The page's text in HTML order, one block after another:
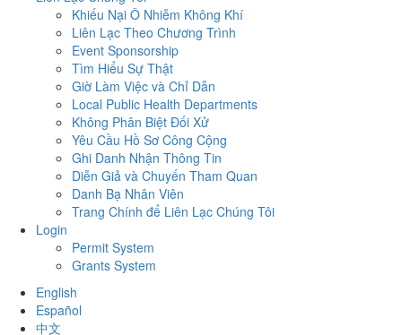
Khiếu Nại Ô Nhiễm Không Khí
Liên Lạc Theo Chương Trình
Event Sponsorship
Tìm Hiểu Sự Thật
Giờ Làm Việc và Chỉ Dẫn
Local Public Health Departments
Không Phân Biệt Đối Xử
Yêu Cầu Hồ Sơ Công Cộng
Ghi Danh Nhận Thông Tin
Diễn Giả và Chuyến Tham Quan
Danh Bạ Nhân Viên
Trang Chính để Liên Lạc Chúng Tôi
Login
Permit System
Grants System
English
Español
中文